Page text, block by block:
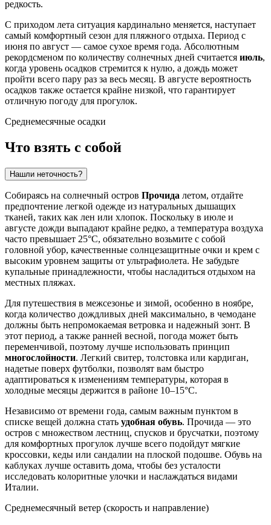
редкость.
С приходом лета ситуация кардинально меняется, наступает
самый комфортный сезон для пляжного отдыха. Период с
июня по август — самое сухое время года. Абсолютным
рекордсменом по количеству солнечных дней считается июль,
когда уровень осадков стремится к нулю, а дождь может
пройти всего пару раз за весь месяц. В августе вероятность
осадков также остается крайне низкой, что гарантирует
отличную погоду для прогулок.
Среднемесячные осадки
Что взять с собой
Нашли неточность?
Собираясь на солнечный остров Прочида летом, отдайте
предпочтение легкой одежде из натуральных дышащих
тканей, таких как лен или хлопок. Поскольку в июле и
августе дожди выпадают крайне редко, а температура воздуха
часто превышает 25°C, обязательно возьмите с собой
головной убор, качественные солнцезащитные очки и крем с
высоким уровнем защиты от ультрафиолета. Не забудьте
купальные принадлежности, чтобы насладиться отдыхом на
местных пляжах.
Для путешествия в межсезонье и зимой, особенно в ноябре,
когда количество дождливых дней максимально, в чемодане
должны быть непромокаемая ветровка и надежный зонт. В
этот период, а также ранней весной, погода может быть
переменчивой, поэтому лучше использовать принцип
многослойности. Легкий свитер, толстовка или кардиган,
надетые поверх футболки, позволят вам быстро
адаптироваться к изменениям температуры, которая в
холодные месяцы держится в районе 10–15°C.
Независимо от времени года, самым важным пунктом в
списке вещей должна стать удобная обувь. Прочида — это
остров с множеством лестниц, спусков и брусчатки, поэтому
для комфортных прогулок лучше всего подойдут мягкие
кроссовки, кеды или сандалии на плоской подошве. Обувь на
каблуках лучше оставить дома, чтобы без усталости
исследовать колоритные улочки и наслаждаться видами
Италии.
Среднемесячный ветер (скорость и направление)